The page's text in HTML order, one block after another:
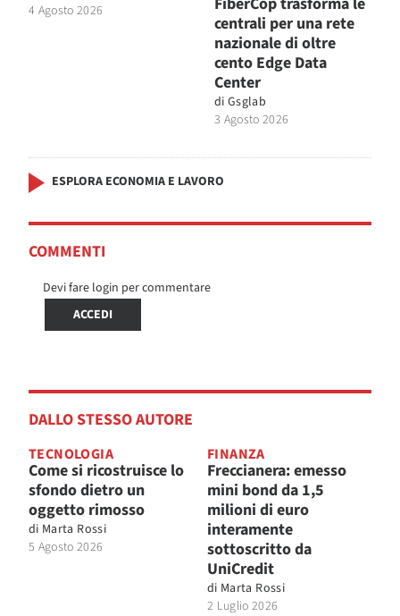
4 Agosto 2026
centrali per una rete
nazionale di oltre
cento Edge Data
Center
di Gsglab
3 Agosto 2026
ESPLORA ECONOMIA E LAVORO
COMMENTI
Devi fare login per commentare
ACCEDI
DALLO STESSO AUTORE
TECNOLOGIA
Come si ricostruisce lo
sfondo dietro un
oggetto rimosso
di Marta Rossi
5 Agosto 2026
FINANZA
Freccianera: emesso
mini bond da 1,5
milioni di euro
interamente
sottoscritto da
UniCredit
di Marta Rossi
2 Luglio 2026